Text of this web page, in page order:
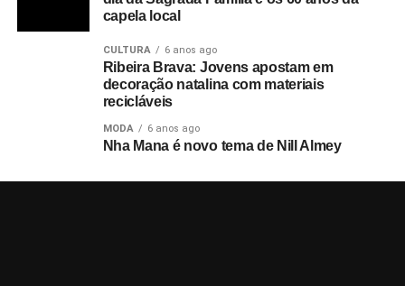
capela local
CULTURA 6 anos ago
Ribeira Brava: Jovens apostam em
decoração natalina com materiais
recicláveis
MODA 6 anos ago
Nha Mana é novo tema de Nill Almey